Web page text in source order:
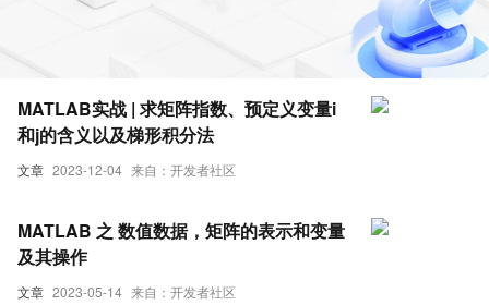
文章 2023-12-04 来自：开发者社区
MATLAB实战 | 求矩阵指数、预定义变量i
和j的含义以及梯形积分法
文章 2023-05-14 来自：开发者社区
MATLAB 之 数值数据，矩阵的表示和变量
及其操作